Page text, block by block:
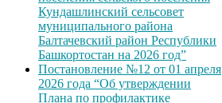
Кундашлинский сельсовет
муниципального района
Балтачевский район Республики
Башкортостан на 2026 год”
Постановление №12 от 01 апреля
2026 года “Об утверждении
Плана по профилактике